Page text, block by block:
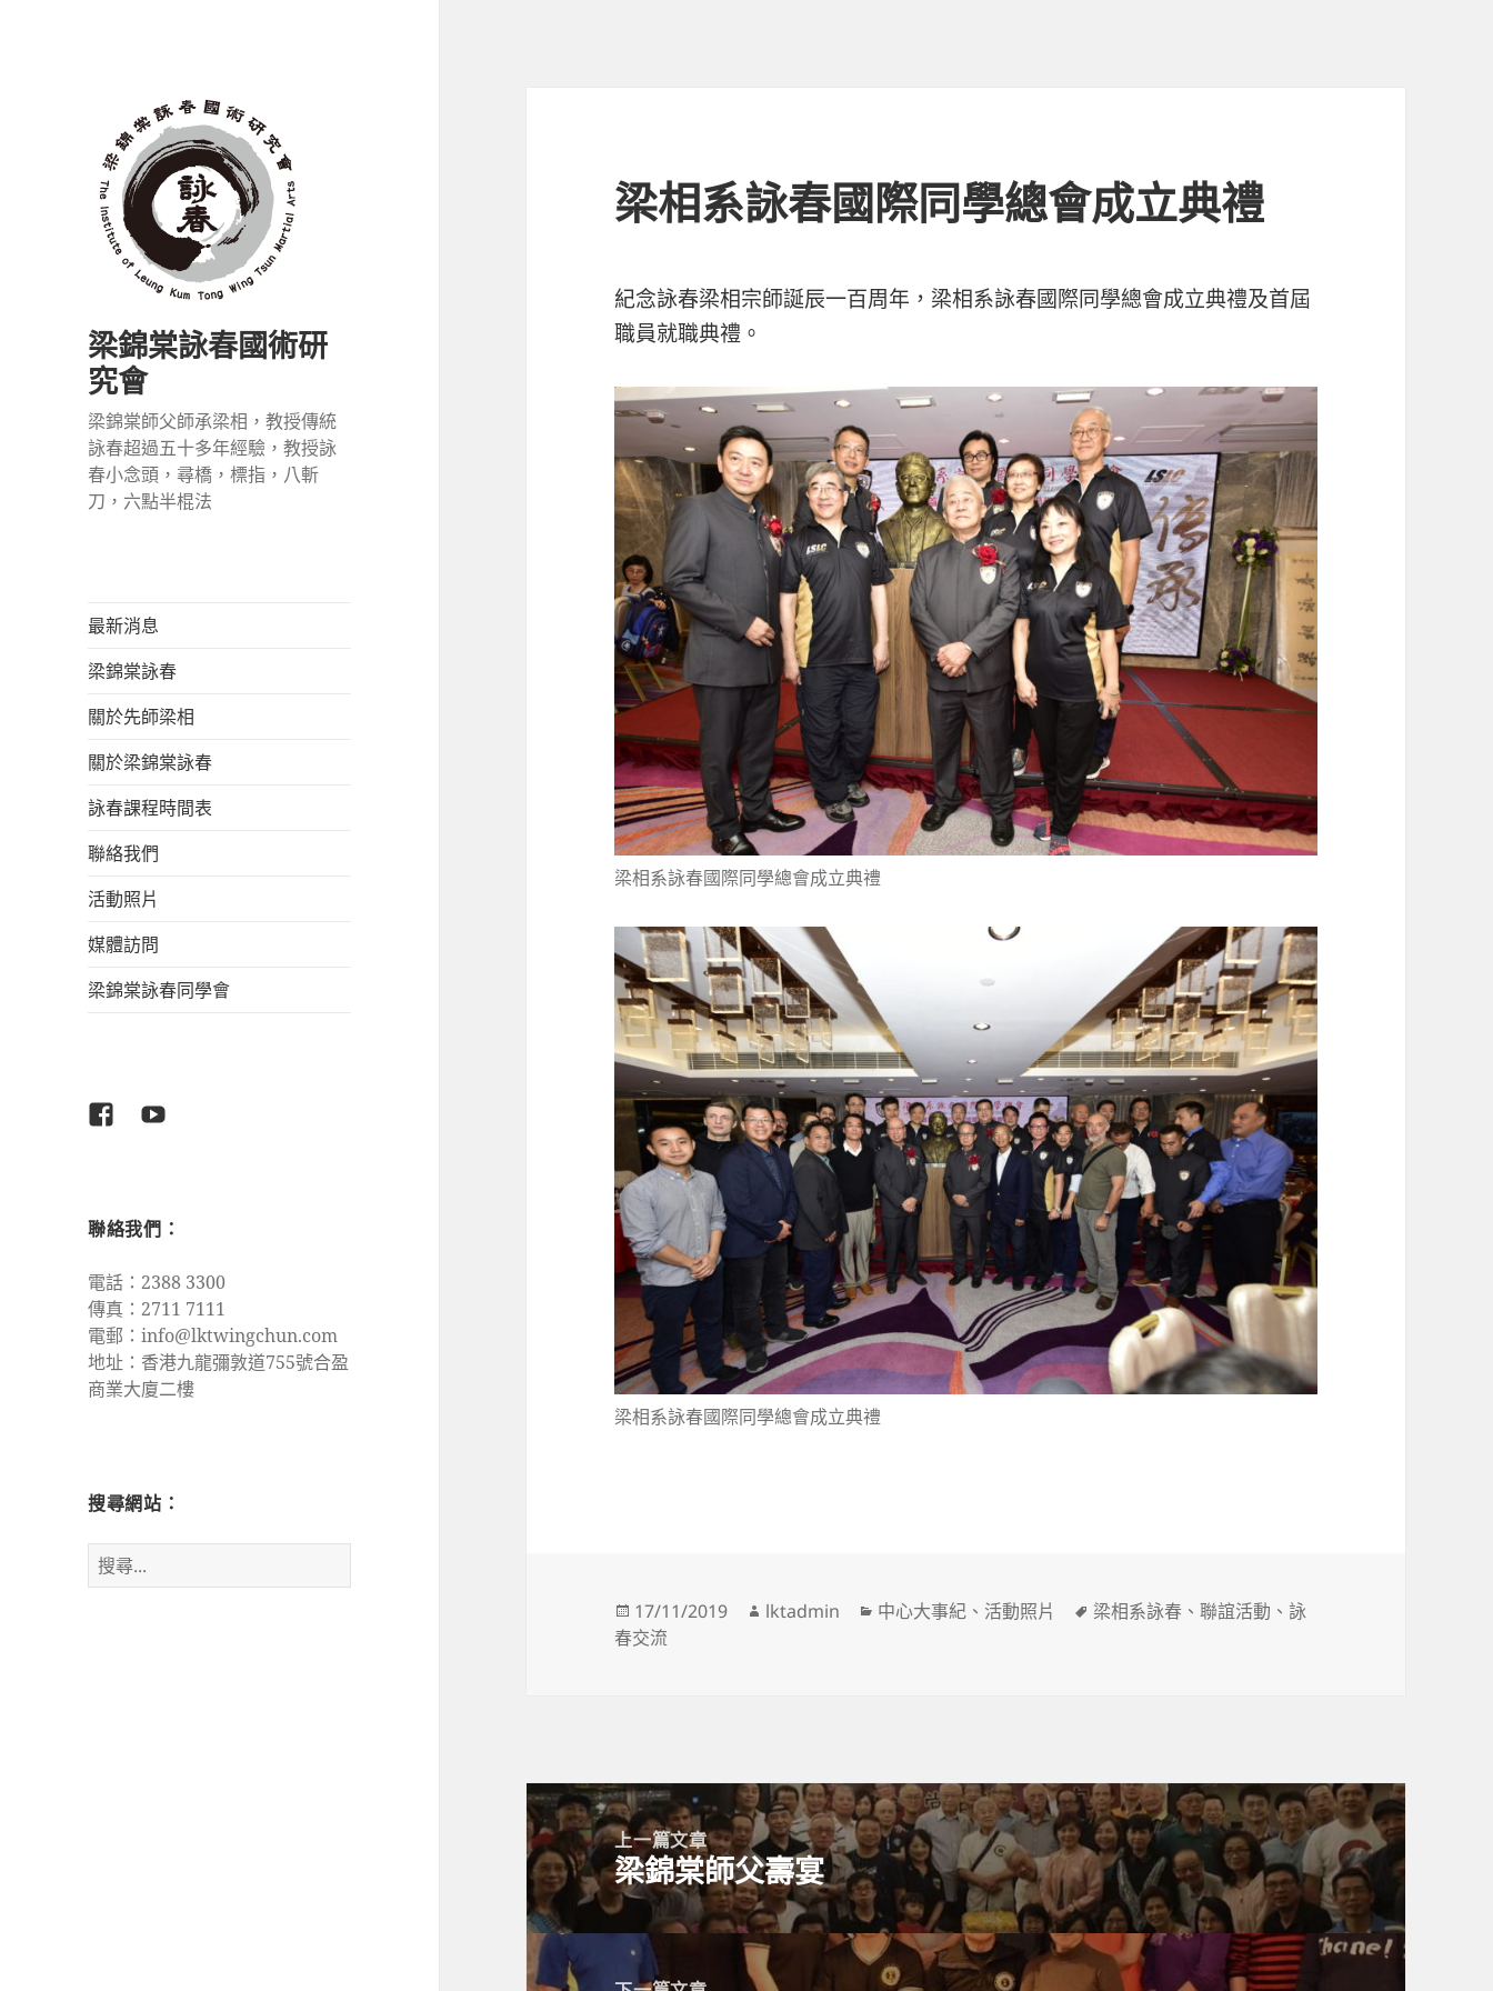
梁錦棠詠春國術研
究會
梁錦棠師父師承梁相，教授傳統
詠春超過五十多年經驗，教授詠
春小念頭，尋橋，標指，八斬
刀，六點半棍法
最新消息
梁錦棠詠春
關於先師梁相
關於梁錦棠詠春
詠春課程時間表
聯絡我們
活動照片
媒體訪問
梁錦棠詠春同學會
FacebookYoutube
聯絡我們：
電話：2388 3300
傳真：2711 7111
電郵：info@lktwingchun.com
地址：香港九龍彌敦道755號合盈
商業大廈二樓
搜尋網站：
搜
尋
梁相系詠春國際同學總會成立典禮
紀念詠春梁相宗師誕辰一百周年，梁相系詠春國際同學總會成立典禮及首屆
職員就職典禮。
梁相系詠春國際同學總會成立典禮
梁相系詠春國際同學總會成立典禮
發
佈
17/11/2019
作
lktadmin
分
中心大事紀 、 活動照片
標
梁相系詠春 、聯誼活動 、詠
春交流
文
章
導
覽
上一篇文章
上
一
篇
梁錦棠師父壽宴